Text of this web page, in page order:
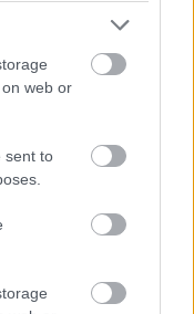
web or
sent to
közelgő
munkát
a
a
a kiállítás